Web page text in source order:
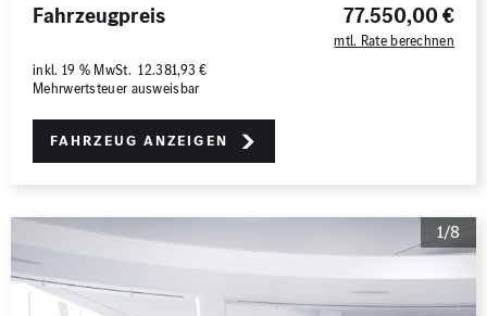
77.550,00 €
mtl. Rate berechnen
Fahrzeugpreis
inkl. 19 % MwSt. 12.381,93 €
Mehrwertsteuer ausweisbar
Fahrzeug anzeigen
1/8